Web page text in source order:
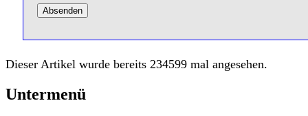
Absenden
Dieser Artikel wurde bereits 234599 mal angesehen.
Untermenü